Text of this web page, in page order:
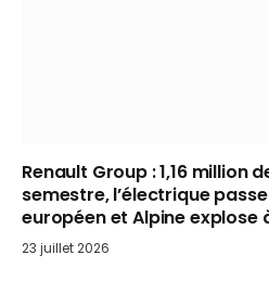
Renault Group : 1,16 million
semestre, l’électrique
européen et Alpine explose
23 juillet 2026